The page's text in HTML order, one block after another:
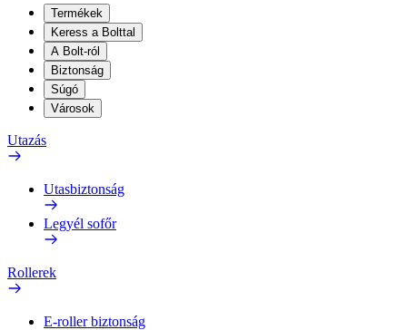
Termékek
Keress a Bolttal
A Bolt-ról
Biztonság
Súgó
Városok
Utazás
Utasbiztonság
Legyél sofőr
Rollerek
E-roller biztonság